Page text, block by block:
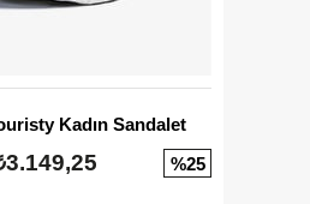
Kadın Sandalet
%25